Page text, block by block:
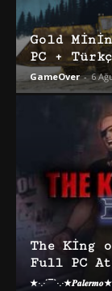
Gold
PC +
GameOver - 6
The King
Full PC